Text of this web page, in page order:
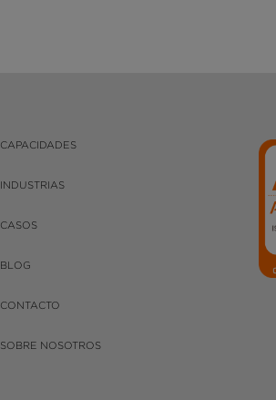
CAPACIDADES
INDUSTRIAS
CASOS
BLOG
CONTACTO
SOBRE NOSOTROS